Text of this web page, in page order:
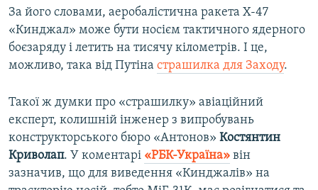
За його словами, аеробалістична ракета Х-47
«Кинджал» може бути носієм тактичного ядерного
боєзаряду і летить на тисячу кілометрів. І це,
можливо, така від Путіна страшилка для Заходу.
Такої ж думки про «страшилку» авіаційний
експерт, колишній інженер з випробувань
конструкторського бюро «Антонов» Костянтин
Криволап. У коментарі «РБК-Україна» він
зазначив, що для виведення «Кинджалів» на